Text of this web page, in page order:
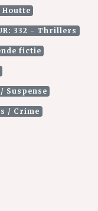
332 - Thrillers
fictie
Suspense
/ Crime